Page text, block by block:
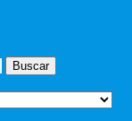
Buscar